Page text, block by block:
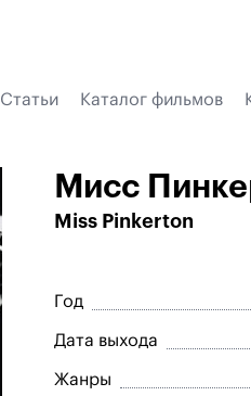
Статьи Каталог фильмов
Мисс
Miss Pinkerton
Год
Дата выхода
Жанры